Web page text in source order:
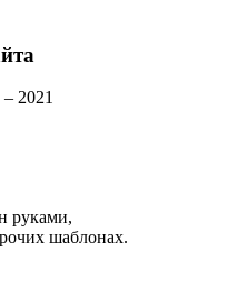
– 2021
руками,
шаблонах.